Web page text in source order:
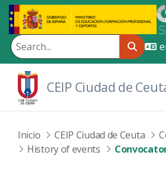
Skip to Main Content
CEIP Ciudad de
Inicio CEIP Ciudad de Ceuta
History of events